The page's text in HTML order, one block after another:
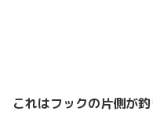
これはフックの片側が